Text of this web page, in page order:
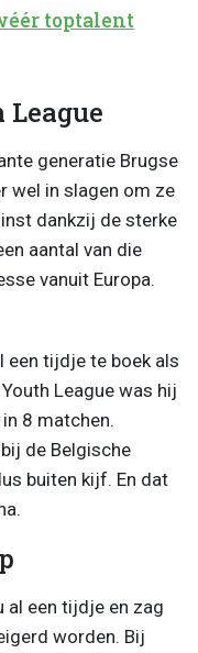
toptalent
generatie Brugse
wel in slagen om ze
dankzij de sterke
aantal van die
vanuit Europa.
een tijdje te boek als
League was hij
8 matchen.
de Belgische
buiten kijf. En dat
al een tijdje en zag
worden. Bij